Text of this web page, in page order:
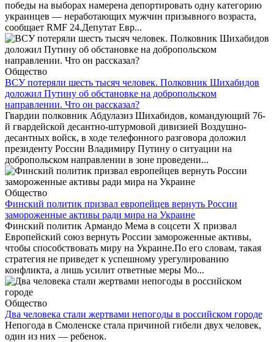
победы на выборах намерена депортировать одну категорию
украинцев — неработающих мужчин призывного возраста,
сообщает RMF 24.Депутат Евр...
Общество
ВСУ потеряли шесть тысяч человек. Полковник Шихабидов
доложил Путину об обстановке на добропольском
направлении. Что он рассказал?
Гвардии полковник Абдулазиз Шихабидов, командующий 76-
й гвардейской десантно-штурмовой дивизией Воздушно-
десантных войск, в ходе телефонного разговора доложил
президенту России Владимиру Путину о ситуации на
добропольском направлении в зоне проведени...
Общество
Финский политик призвал европейцев вернуть России
замороженные активы ради мира на Украине
Финский политик Армандо Мема в соцсети X призвал
Европейский союз вернуть России замороженные активы,
чтобы способствовать миру на Украине.По его словам, такая
стратегия не приведет к успешному урегулированию
конфликта, а лишь усилит ответные меры Мо...
Общество
Два человека стали жертвами непогоды в российском городе
Непогода в Смоленске стала причиной гибели двух человек,
один из них — ребенок.